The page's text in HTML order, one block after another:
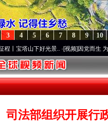
10
9
8
7
6
5
4
3
下好光景..·[视频]因党而生 为党而战
司法部组织开展行